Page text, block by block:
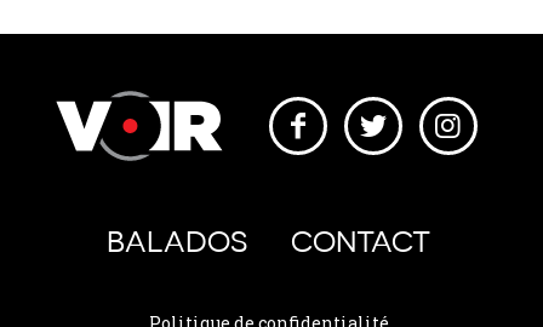
BALADOS CONTACT